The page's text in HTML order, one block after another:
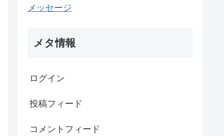
メッセージ
メタ情報
ログイン
投稿フィード
コメントフィード